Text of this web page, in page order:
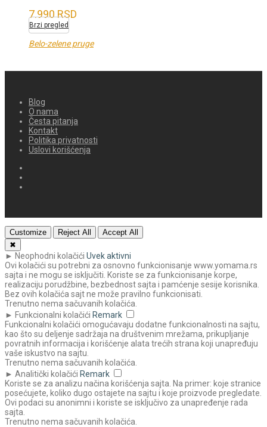
7.990RSD
Brzi pregled
Belo-zelene pruge
Blog
O nama
Česta pitanja
Kontakt
Politika privatnosti
Uslovi korišćenja
Customize Reject All
Accept All
✖
► Neophodni kolačići Uvek aktivni
Ovi kolačići su potrebni za osnovno funkcionisanje www.yomama.rs
sajta i ne mogu se isključiti. Koriste se za funkcionisanje korpe,
realizaciju porudžbine, bezbednost sajta i pamćenje sesije korisnika.
Bez ovih kolačića sajt ne može pravilno funkcionisati.
Trenutno nema sačuvanih kolačića.
► Funkcionalni kolačići Remark
Funkcionalni kolačići omogućavaju dodatne funkcionalnosti na sajtu,
kao što su deljenje sadržaja na društvenim mrežama, prikupljanje
povratnih informacija i korišćenje alata trećih strana koji unapređuju
vaše iskustvo na sajtu.
Trenutno nema sačuvanih kolačića.
► Analitički kolačići Remark
Koriste se za analizu načina korišćenja sajta. Na primer: koje stranice
posećujete, koliko dugo ostajete na sajtu i koje proizvode pregledate.
Ovi podaci su anonimni i koriste se isključivo za unapređenje rada
sajta.
Trenutno nema sačuvanih kolačića.